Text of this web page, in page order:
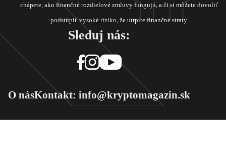
chápete, ako finančné rozdielové zmluvy fungujú, a či si môžete dovoliť
podstúpiť vysoké riziko, že utrpíte finančné straty.
Sleduj nás:
O násKontakt: info@kryptomagazin.sk